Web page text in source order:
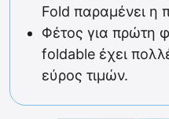
Fold παραμένει η
Φέτος για πρώτη
foldable έχει
εύρος τιμών.